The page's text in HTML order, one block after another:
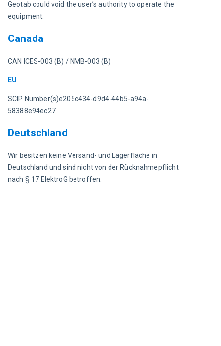
Geotab could void the user’s authority to operate the
equipment.
Canada
CAN ICES-003 (B) / NMB-003 (B)
EU
SCIP Number(s)e205c434-d9d4-44b5-a94a-
58388e94ec27
Deutschland
Wir besitzen keine Versand- und Lagerfläche in
Deutschland und sind nicht von der Rücknahmepflicht
nach § 17 ElektroG betroffen.